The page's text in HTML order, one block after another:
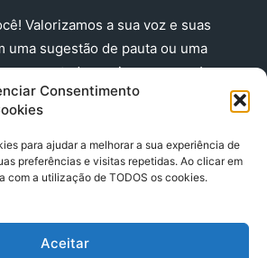
Consentimento
para ajudar a melhorar a sua experiência de
preferências e visitas repetidas. Ao clicar em
com a utilização de TODOS os cookies.
Aceitar
Valorizamos a sua voz e suas
uma sugestão de pauta ou uma
ser contada, envie-nos agora!